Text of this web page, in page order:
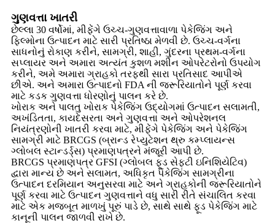
ગુણવત્તા ખાતરી
છેલ્લા 30 વર્ષોમાં, મીફેંગે ઉચ્ચ-ગુણવત્તાવાળા પેકેજિંગ અને
ફિલ્મોના ઉત્પાદન માટે સારી પ્રતિષ્ઠા મેળવી છે. ઉચ્ચ-વર્ગના
સાધનોનું રોકાણ કરીને, સામગ્રી, શાહી, ગુંદરના પ્રથમ-વર્ગના
સપ્લાયર અને અમારા અત્યંત કુશળ મશીન ઓપરેટરોનો ઉપયોગ
કરીને, અમે અમારા ગ્રાહકો તરફથી સારા પ્રતિસાદ આપીએ
છીએ. અને અમારા ઉત્પાદનો FDA ની જરૂરિયાતોને પૂર્ણ કરવા
માટે કડક ગુણવત્તા ધોરણોનું પાલન કરે છે.
ખોરાક અને પાલતુ ખોરાક પેકેજિંગ ઉદ્યોગમાં ઉત્પાદન સલામતી,
અખંડિતતા, કાયદેસરતા અને ગુણવત્તા અને ઓપરેશનલ
નિયંત્રણોની ખાતરી કરવા માટે, મીફેંગે પેકેજિંગ અને પેકેજિંગ
સામગ્રી માટે BRCGS (બ્રાન્ડ રેપ્યુટેશન થ્રુ કમ્પ્લાયન્સ
ગ્લોબલ સ્ટાન્ડર્ડ્સ) પ્રમાણપત્રને મંજૂરી આપી છે.
BRCGS પ્રમાણપત્ર GFSI (ગ્લોબલ ફૂડ સેફ્ટી ઇનિશિયેટિવ)
દ્વારા માન્ય છે અને સલામત, અધિકૃત પેકેજિંગ સામગ્રીના
ઉત્પાદન દરમિયાન અનુસરવા માટે અને ગ્રાહકોની જરૂરિયાતોને
પૂર્ણ કરવા માટે ઉત્પાદન ગુણવત્તાને વધુ સારી રીતે સંચાલિત કરવા
માટે એક મજબૂત માળખું પૂરું પાડે છે, સાથે સાથે ફૂડ પેકેજિંગ માટે
કાનૂની પાલન જાળવી રાખે છે.